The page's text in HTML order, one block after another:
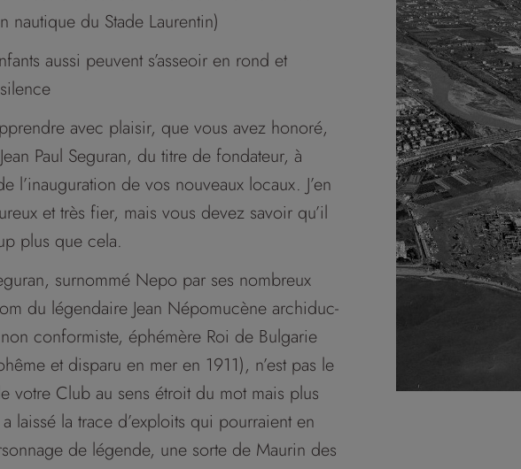
nautique du Stade Laurentin)
aussi peuvent s’asseoir en rond et
avec plaisir, que vous avez honoré,
Paul Seguran, du titre de fondateur, à
l’inauguration de vos nouveaux locaux. J’en
et très fier, mais vous devez savoir qu’il
plus que cela.
surnommé Nepo par ses nombreux
du légendaire Jean Népomucène archiduc-
conformiste, éphémère Roi de Bulgarie
et disparu en mer en 1911), n’est pas le
votre Club au sens étroit du mot mais plus
laissé la trace d’exploits qui pourraient en
de légende, une sorte de Maurin des